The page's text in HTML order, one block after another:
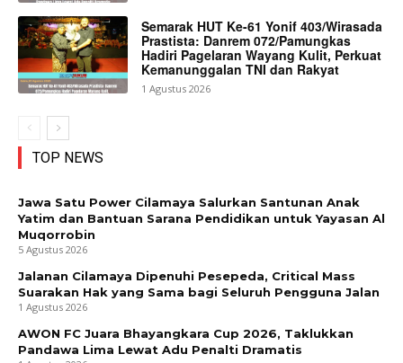
Semarak HUT Ke-61 Yonif 403/Wirasada
Prastista: Danrem 072/Pamungkas
Hadiri Pagelaran Wayang Kulit, Perkuat
Kemanunggalan TNI dan Rakyat
1 Agustus 2026
TOP NEWS
Jawa Satu Power Cilamaya Salurkan Santunan Anak
Yatim dan Bantuan Sarana Pendidikan untuk Yayasan Al
Muqorrobin
5 Agustus 2026
Jalanan Cilamaya Dipenuhi Pesepeda, Critical Mass
Suarakan Hak yang Sama bagi Seluruh Pengguna Jalan
1 Agustus 2026
AWON FC Juara Bhayangkara Cup 2026, Taklukkan
Pandawa Lima Lewat Adu Penalti Dramatis